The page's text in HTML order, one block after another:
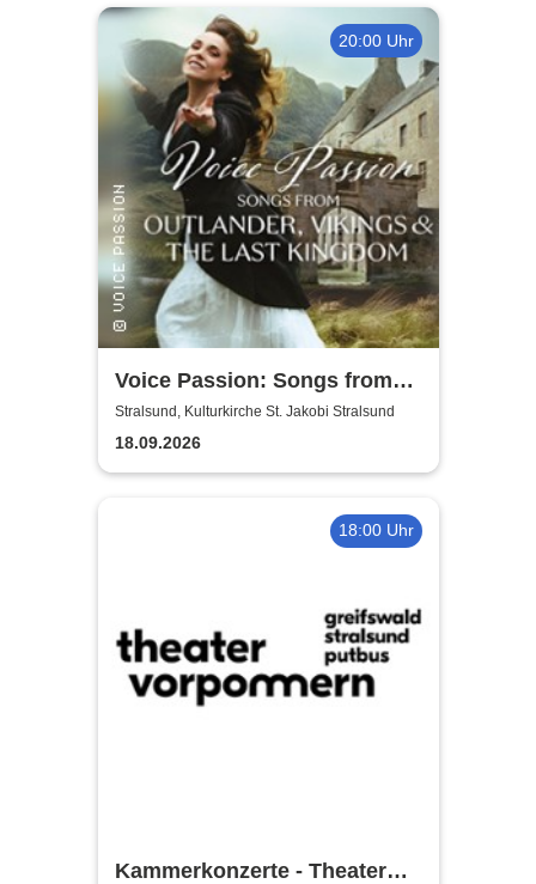
20:00 Uhr
Voice Passion: Songs from
Outlander, Vikings & The Last
Kingdom
Stralsund, Kulturkirche St. Jakobi Stralsund
18.09.2026
18:00 Uhr
Kammerkonzerte - Theater